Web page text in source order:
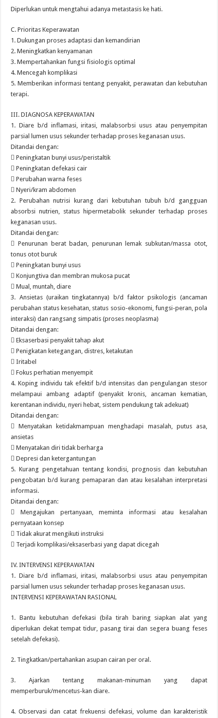
Diperlukan untuk mengtahui adanya metastasis ke hati.
C. Prioritas Keperawatan
1. Dukungan proses adaptasi dan kemandirian
2. Meningkatkan kenyamanan
3. Mempertahankan fungsi fisiologis optimal
4. Mencegah komplikasi
5. Memberikan informasi tentang penyakit, perawatan dan kebutuhan
terapi.
III. DIAGNOSA KEPERAWATAN
1. Diare b/d inflamasi, iritasi, malabsorbsi usus atau penyempitan
parsial lumen usus sekunder terhadap proses keganasan usus.
Ditandai dengan:
 Peningkatan bunyi usus/peristaltik
 Peningkatan defekasi cair
 Perubahan warna feses
 Nyeri/kram abdomen
2. Perubahan nutrisi kurang dari kebutuhan tubuh b/d gangguan
absorbsi nutrien, status hipermetabolik sekunder terhadap proses
keganasan usus.
Ditandai dengan:
 Penurunan berat badan, penurunan lemak subkutan/massa otot,
tonus otot buruk
 Peningkatan bunyi usus
 Konjungtiva dan membran mukosa pucat
 Mual, muntah, diare
3. Ansietas (uraikan tingkatannya) b/d faktor psikologis (ancaman
perubahan status kesehatan, status sosio-ekonomi, fungsi-peran, pola
interaksi) dan rangsang simpatis (proses neoplasma)
Ditandai dengan:
 Eksaserbasi penyakit tahap akut
 Penigkatan ketegangan, distres, ketakutan
 Iritabel
 Fokus perhatian menyempit
4. Koping individu tak efektif b/d intensitas dan pengulangan stesor
melampaui ambang adaptif (penyakit kronis, ancaman kematian,
kerentanan individu, nyeri hebat, sistem pendukung tak adekuat)
Ditandai dengan:
 Menyatakan ketidakmampuan menghadapi masalah, putus asa,
ansietas
 Menyatakan diri tidak berharga
 Depresi dan ketergantungan
5. Kurang pengetahuan tentang kondisi, prognosis dan kebutuhan
pengobatan b/d kurang pemaparan dan atau kesalahan interpretasi
informasi.
Ditandai dengan:
 Mengajukan pertanyaan, meminta informasi atau kesalahan
pernyataan konsep
 Tidak akurat mengikuti instruksi
 Terjadi komplikasi/eksaserbasi yang dapat dicegah
IV. INTERVENSI KEPERAWATAN
1. Diare b/d inflamasi, iritasi, malabsorbsi usus atau penyempitan
parsial lumen usus sekunder terhadap proses keganasan usus.
INTERVENSI KEPERAWATAN RASIONAL
1. Bantu kebutuhan defekasi (bila tirah baring siapkan alat yang
diperlukan dekat tempat tidur, pasang tirai dan segera buang feses
setelah defekasi).
2. Tingkatkan/pertahankan asupan cairan per oral.
3. Ajarkan tentang makanan-minuman yang dapat
memperburuk/mencetus-kan diare.
4. Observasi dan catat frekuensi defekasi, volume dan karakteristik